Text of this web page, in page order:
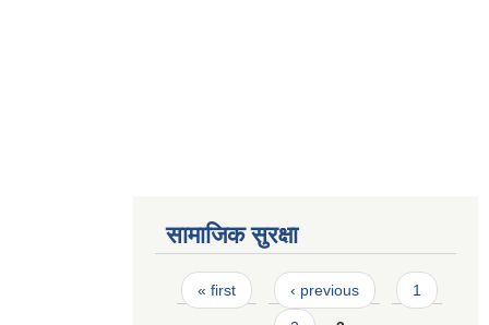
सामाजिक सुरक्षा
Pages
« first ‹ previous 1